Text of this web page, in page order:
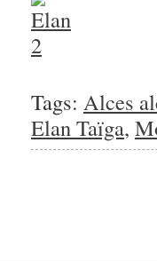
Tags: Alces
Elan Taïga,